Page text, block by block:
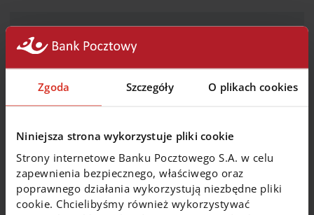
Zgoda Szczegóły O plikach cookies
Niniejsza strona wykorzystuje pliki cookie
Strony internetowe Banku Pocztowego S.A. w celu
zapewnienia bezpiecznego, właściwego oraz
poprawnego działania wykorzystują niezbędne pliki
cookie. Chcielibyśmy również wykorzystywać
oprocentowania
obowiązujący do
31.03.2024 r.
Komunikat
oprocentowania
rachunków i lokat do
pobierz plik